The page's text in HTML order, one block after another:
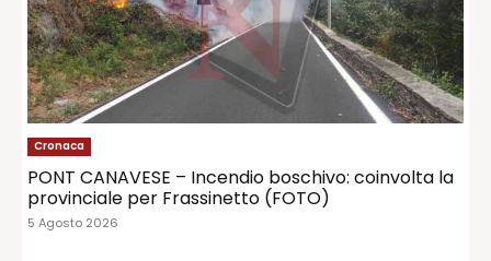
Cronaca
PONT CANAVESE – Incendio boschivo: coinvolta la
provinciale per Frassinetto (FOTO)
5 Agosto 2026